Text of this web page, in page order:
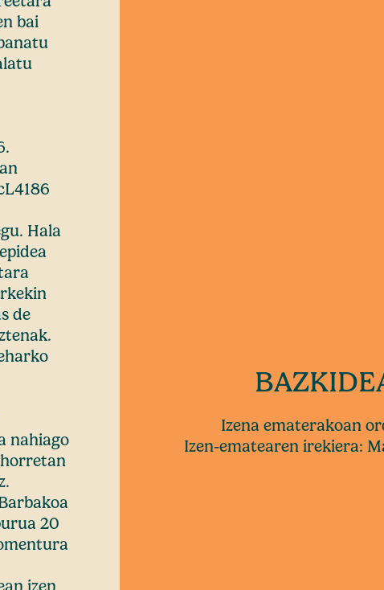
bai
Hala
de
nahiago
20
izen
Izena ematerakoan
Izen-ematearen irekiera: